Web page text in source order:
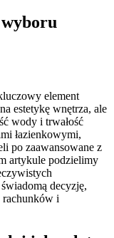
element
estetykę wnętrza, ale
wody i trwałość
łazienkowymi,
po zaawansowane z
artykule podzielimy
decyzję,
rachunków i